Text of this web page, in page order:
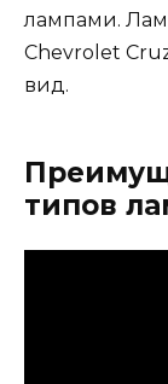
лампами.
Chevrolet
вид.
типов